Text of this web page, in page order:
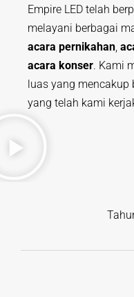
Empire LED telah
melayani berbagai
acara pernikahan,
acara konser. Kami
luas yang mencakup
yang telah kami